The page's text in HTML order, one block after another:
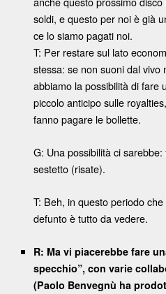
soldi, e questo per noi è già
ce lo siamo pagati noi.
T: Per restare sul lato
stessa: se non suoni dal vivo
abbiamo la possibilità di fare
piccolo anticipo sulle
fanno pagare le bollette.
G: Una possibilità ci
sestetto (risate).
T: Beh, in questo periodo
defunto è tutto da vedere.
R: Ma vi piacerebbe fare
specchio”, con varie
(Paolo Benvegnù ha